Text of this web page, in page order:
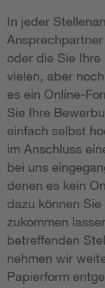
In jeder
oder die Sie
vielen, aber
es ein Online-
Sie Ihre
einfach selbst
im Anschluss
bei uns
denen es kein
dazu können
zukommen
betreffenden
nehmen wir
Papierform